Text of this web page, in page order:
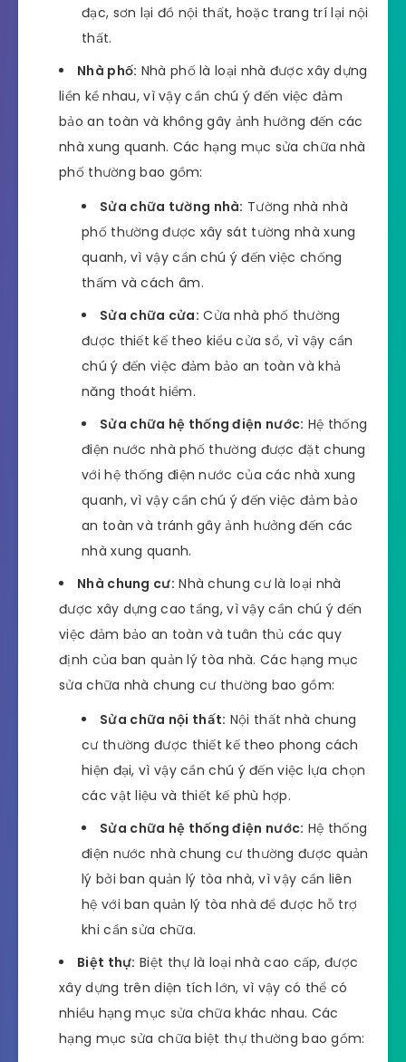
đạc, sơn lại đồ nội thất, hoặc trang trí lại nội
thất.
Nhà phố: Nhà phố là loại nhà được xây dựng
liền kề nhau, vì vậy cần chú ý đến việc đảm
bảo an toàn và không gây ảnh hưởng đến các
nhà xung quanh. Các hạng mục sửa chữa nhà
phố thường bao gồm:
Sửa chữa tường nhà: Tường nhà nhà
phố thường được xây sát tường nhà xung
quanh, vì vậy cần chú ý đến việc chống
thấm và cách âm.
Sửa chữa cửa: Cửa nhà phố thường
được thiết kế theo kiểu cửa sổ, vì vậy cần
chú ý đến việc đảm bảo an toàn và khả
năng thoát hiểm.
Sửa chữa hệ thống điện nước: Hệ thống
điện nước nhà phố thường được đặt chung
với hệ thống điện nước của các nhà xung
quanh, vì vậy cần chú ý đến việc đảm bảo
an toàn và tránh gây ảnh hưởng đến các
nhà xung quanh.
Nhà chung cư: Nhà chung cư là loại nhà
được xây dựng cao tầng, vì vậy cần chú ý đến
việc đảm bảo an toàn và tuân thủ các quy
định của ban quản lý tòa nhà. Các hạng mục
sửa chữa nhà chung cư thường bao gồm:
Sửa chữa nội thất: Nội thất nhà chung
cư thường được thiết kế theo phong cách
hiện đại, vì vậy cần chú ý đến việc lựa chọn
các vật liệu và thiết kế phù hợp.
Sửa chữa hệ thống điện nước: Hệ thống
điện nước nhà chung cư thường được quản
lý bởi ban quản lý tòa nhà, vì vậy cần liên
hệ với ban quản lý tòa nhà để được hỗ trợ
khi cần sửa chữa.
Biệt thự: Biệt thự là loại nhà cao cấp, được
xây dựng trên diện tích lớn, vì vậy có thể có
nhiều hạng mục sửa chữa khác nhau. Các
hạng mục sửa chữa biệt thự thường bao gồm: